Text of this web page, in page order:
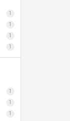
1
1
1
1
1
1
1